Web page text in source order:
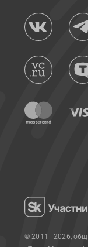
© 2011—2026,